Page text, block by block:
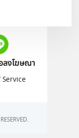
ลงโฆษณา